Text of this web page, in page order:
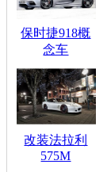
保时捷918概
念车
改装法拉利
575M